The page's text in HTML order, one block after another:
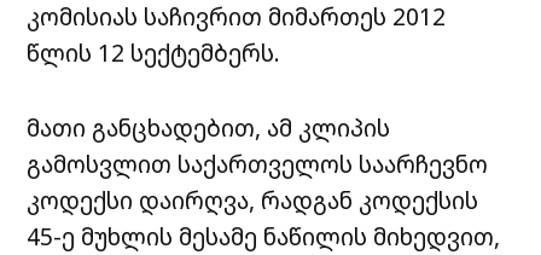
კომისიას საჩივრით მიმართეს 2012
წლის 12 სექტემბერს.
მათი განცხადებით, ამ კლიპის
გამოსვლით საქართველოს საარჩევნო
კოდექსი დაირღვა, რადგან კოდექსის
45-ე მუხლის მესამე ნაწილის მიხედვით,